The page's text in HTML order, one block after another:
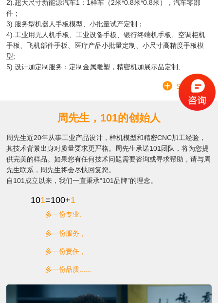
2).超大尺寸新能源汽车1：1样车（2米*0.8米*0.8米），汽车零部
件；
3).服务型机器人手板模型、小批量试产定制；
4).工业用无人机手板、工业设备手板、银行终端机手板、空调柜机
手板、飞机部件手板、医疗产品小批量定制、小尺寸高精度手板模
型;
5).设计加定制服务：定制金属雕塑，精密机加展示品定制;
SEE MORE
周先生，101的创始人
周先生近20年从事工业产品设计，样机模型和精密CNC加工经验，
其技术背景出身对质量要求更严格。周先生承诺101团队，将为您提
供完美的样品。如果您有任何技术问题需要咨询或寻求帮助，请与周
先生联系，周先生将会尽快回复您。
自101成立以来，我们一直秉承“101品牌”的理念。
101=100+1
多一份专业、
多一份服务，
多一份责任，
多一份品质......